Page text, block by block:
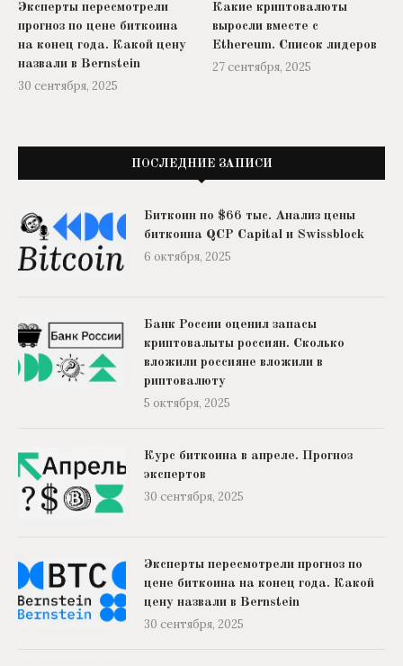
Эксперты пересмотрели
прогноз по цене биткоина
на конец года. Какой цену
назвали в Bernstein
30 сентября, 2025
Какие криптовалюты
выросли вместе с
Ethereum. Список лидеров
27 сентября, 2025
ПОСЛЕДНИЕ ЗАПИСИ
Биткоин по $66 тыс. Анализ цены
биткоина QCP Capital и Swissblock
6 октября, 2025
Банк России оценил запасы
криптовалыты россиян. Сколько
вложили россияне вложили в
риптовалюту
5 октября, 2025
Курс биткоина в апреле. Прогноз
экспертов
30 сентября, 2025
Эксперты пересмотрели прогноз по
цене биткоина на конец года. Какой
цену назвали в Bernstein
30 сентября, 2025